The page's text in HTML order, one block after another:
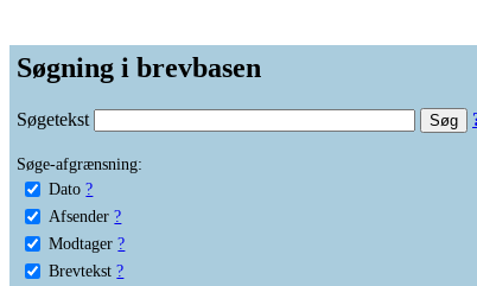
Søgning i brevbasen
Søgetekst
Søge-afgrænsning:
Dato ?
Afsender ?
Modtager ?
Brevtekst ?